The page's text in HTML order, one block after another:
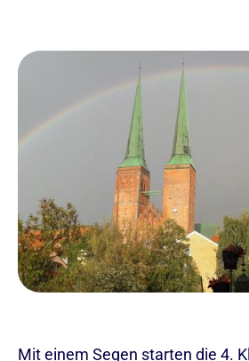
Mit einem Segen starten die 4.